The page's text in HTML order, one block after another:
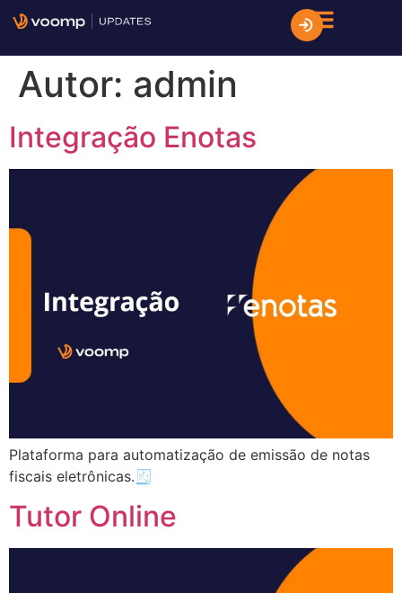
Autor: admin
Integração Enotas
Plataforma para automatização de emissão de notas
fiscais eletrônicas.🧾
Tutor Online